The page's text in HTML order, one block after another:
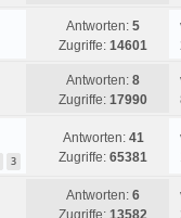
Antworten: 5
Zugriffe: 14601
Antworten: 8
Zugriffe: 17990
3
Antworten: 41
Zugriffe: 65381
Antworten: 6
Zugriffe: 13582